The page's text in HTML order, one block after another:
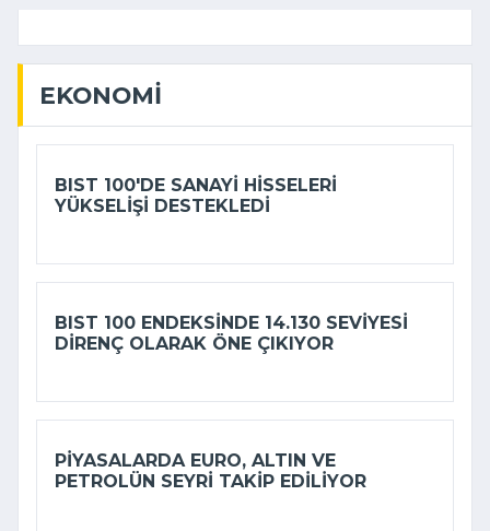
EKONOMI
BIST 100'DE SANAYI HISSELERI
YÜKSELIŞI DESTEKLEDI
BIST 100 ENDEKSINDE 14.130 SEVIYESI
DIRENÇ OLARAK ÖNE ÇIKIYOR
PIYASALARDA EURO, ALTIN VE
PETROLÜN SEYRI TAKIP EDILIYOR